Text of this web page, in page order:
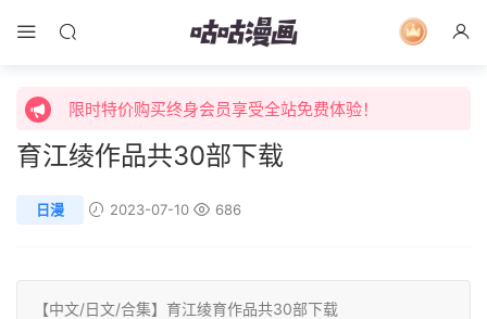
限时特价购买终身会员享受全站免费体验！
限时特价购买终身会员享受全站免费体验！
育江绫作品共30部下载
日漫 2023-07-10 686
【中文/日文/合集】 育江绫育作品共30部下载